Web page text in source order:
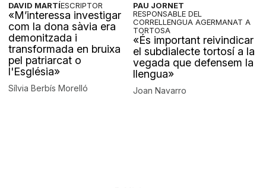
DAVID MARTÍESCRIPTOR
«M’interessa investigar
com la dona sàvia era
demonitzada i
transformada en bruixa
pel patriarcat o
l'Església»
Sílvia Berbís Morelló
PAU JORNET
RESPONSABLE DEL
CORRELLENGUA AGERMANAT A
TORTOSA
«És important reivindicar
el subdialecte tortosí a la
vegada que defensem la
llengua»
Joan Navarro